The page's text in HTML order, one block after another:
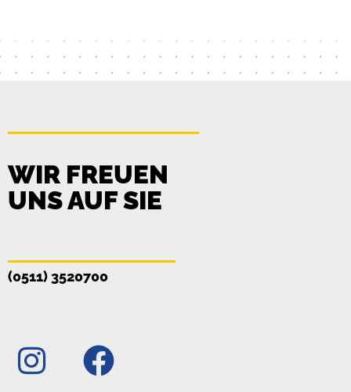
WIR FREUEN
UNS AUF SIE
(0511) 3520700